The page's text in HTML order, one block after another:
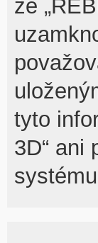
že
tyto
3D“ ani